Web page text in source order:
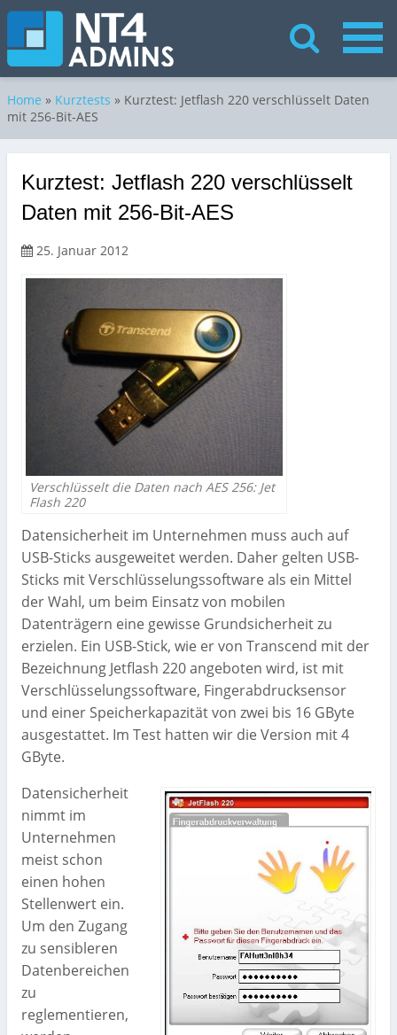
Home » Kurztests » Kurztest: Jetflash 220 verschlüsselt Daten
mit 256-Bit-AES
Kurztest: Jetflash 220 verschlüsselt
Daten mit 256-Bit-AES
25. Januar 2012
Verschlüsselt die Daten nach AES 256: Jet
Flash 220
Datensicherheit im Unternehmen muss auch auf
USB-Sticks ausgeweitet werden. Daher gelten USB-
Sticks mit Verschlüsselungssoftware als ein Mittel
der Wahl, um beim Einsatz von mobilen
Datenträgern eine gewisse Grundsicherheit zu
erzielen. Ein USB-Stick, wie er von Transcend mit der
Bezeichnung Jetflash 220 angeboten wird, ist mit
Verschlüsselungssoftware, Fingerabdrucksensor
und einer Speicherkapazität von zwei bis 16 GByte
ausgestattet. Im Test hatten wir die Version mit 4
GByte.
Datensicherheit
nimmt im
Unternehmen
meist schon
einen hohen
Stellenwert ein.
Um den Zugang
zu sensibleren
Datenbereichen
zu
reglementieren,